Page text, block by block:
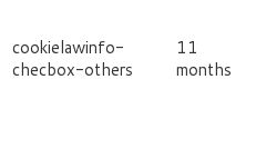
cookielawinfo-
checbox-others
11
months